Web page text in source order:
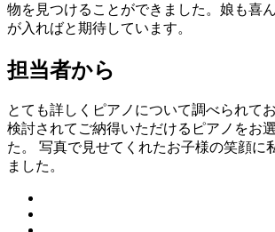
物を見つけることができました。娘も喜
が入ればと期待しています。
担当者から
とても詳しくピアノについて調べられて
検討されてご納得いただけるピアノをお
た。 写真で見せてくれたお子様の笑顔に
ました。